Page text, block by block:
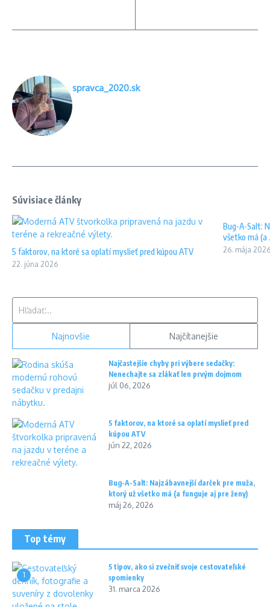
spravca_2020.sk
Súvisiace články
5 faktorov, na ktoré sa oplatí myslieť pred kúpou ATV
22. júna 2026
Bug-A-Salt:
všetko má (a
26. mája 2026
Najnovšie Najčítanejšie
Najčastejšie chyby pri výbere sedačky:
Nenechajte sa zlákať len prvým dojmom
júl 06, 2026
5 faktorov, na ktoré sa oplatí myslieť pred
kúpou ATV
jún 22, 2026
Bug-A-Salt: Najzábavnejší darček pre muža,
ktorý už všetko má (a funguje aj pre ženy)
máj 26, 2026
Top témy
1
5 tipov, ako si zvečniť svoje cestovateľské
spomienky
31. marca 2026